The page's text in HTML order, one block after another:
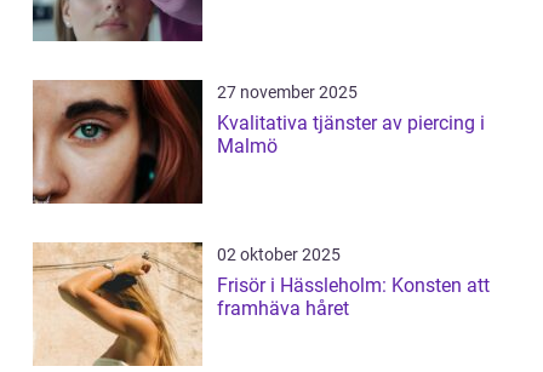
27 november 2025
Kvalitativa tjänster av piercing i
Malmö
02 oktober 2025
Frisör i Hässleholm: Konsten att
framhäva håret